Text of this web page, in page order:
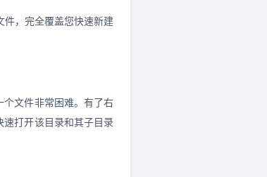
，完全覆盖您快速新建
文件非常困难。有了右
打开该目录和其子目录